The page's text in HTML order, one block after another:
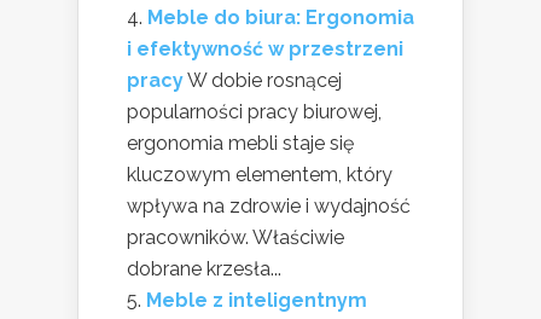
Meble do biura: Ergonomia
i efektywność w przestrzeni
pracyW dobie rosnącej
popularności pracy biurowej,
ergonomia mebli staje się
kluczowym elementem, który
wpływa na zdrowie i wydajność
pracowników. Właściwie
dobrane krzesła...
Meble z inteligentnym